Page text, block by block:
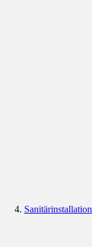
Sanitärinstallation